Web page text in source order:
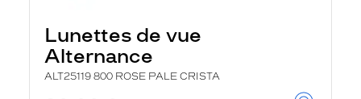
Lunettes de vue
Alternance
ALT25119 800 ROSE PALE CRISTA